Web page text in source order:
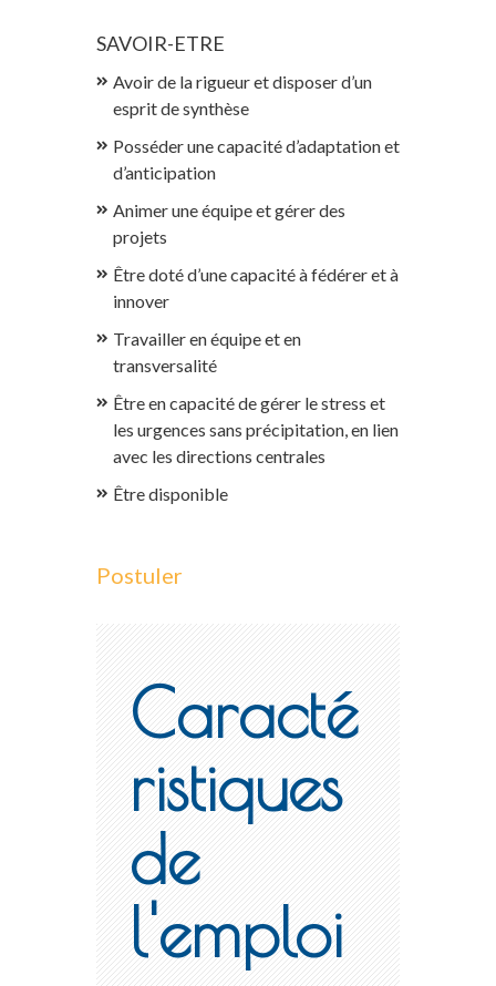
SAVOIR-ETRE
Avoir de la rigueur et disposer d’un
esprit de synthèse
Posséder une capacité d’adaptation et
d’anticipation
Animer une équipe et gérer des
projets
Être doté d’une capacité à fédérer et à
innover
Travailler en équipe et en
transversalité
Être en capacité de gérer le stress et
les urgences sans précipitation, en lien
avec les directions centrales
Être disponible
Postuler
Caracté
ristiques
de
l'emploi